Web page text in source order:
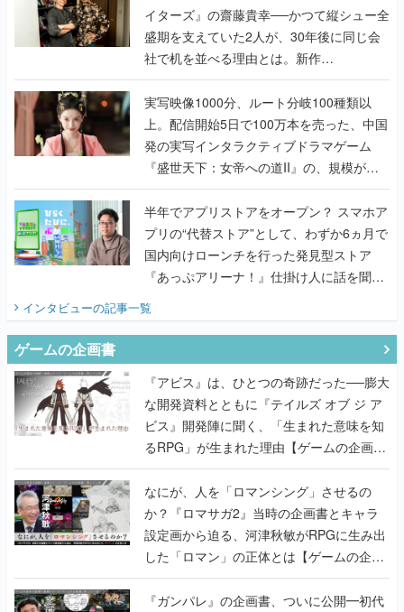
イターズ』の齋藤貴幸──かつて縦シュー全
盛期を支えていた2人が、30年後に同じ会
社で机を並べる理由とは。新作
『TATSUJIN EXTREME』で初タッグを組
んだレジェンド2人に訊く開発秘話
実写映像1000分、ルート分岐100種類以
上。配信開始5日で100万本を売った、中国
発の実写インタラクティブドラマゲーム
『盛世天下：女帝への道II』の、規模が違
うこだわりをプロデューサーに聞いた
半年でアプリストアをオープン？ スマホア
プリの“代替ストア”として、わずか6ヵ月で
国内向けローンチを行った発見型ストア
『あっぷアリーナ！』仕掛け人に話を聞い
てみた
インタビューの記事一覧
ゲームの企画書
『アビス』は、ひとつの奇跡だった──膨大
な開発資料とともに『テイルズ オブ ジ ア
ビス』開発陣に聞く、「生まれた意味を知
るRPG」が生まれた理由【ゲームの企画
書】
なにが、人を「ロマンシング」させるの
か？『ロマサガ2』当時の企画書とキャラ
設定画から迫る、河津秋敏がRPGに生み出
した「ロマン」の正体とは【ゲームの企画
書】
『ガンパレ』の企画書、ついに公開━初代